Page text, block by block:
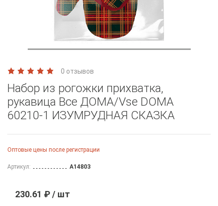
0 отзывов
Набор из рогожки прихватка,
рукавица Все ДОМА/Vse DOMA
60210-1 ИЗУМРУДНАЯ СКАЗКА
Оптовые цены после регистрации
Артикул: A14803
230.61 ₽ / шт